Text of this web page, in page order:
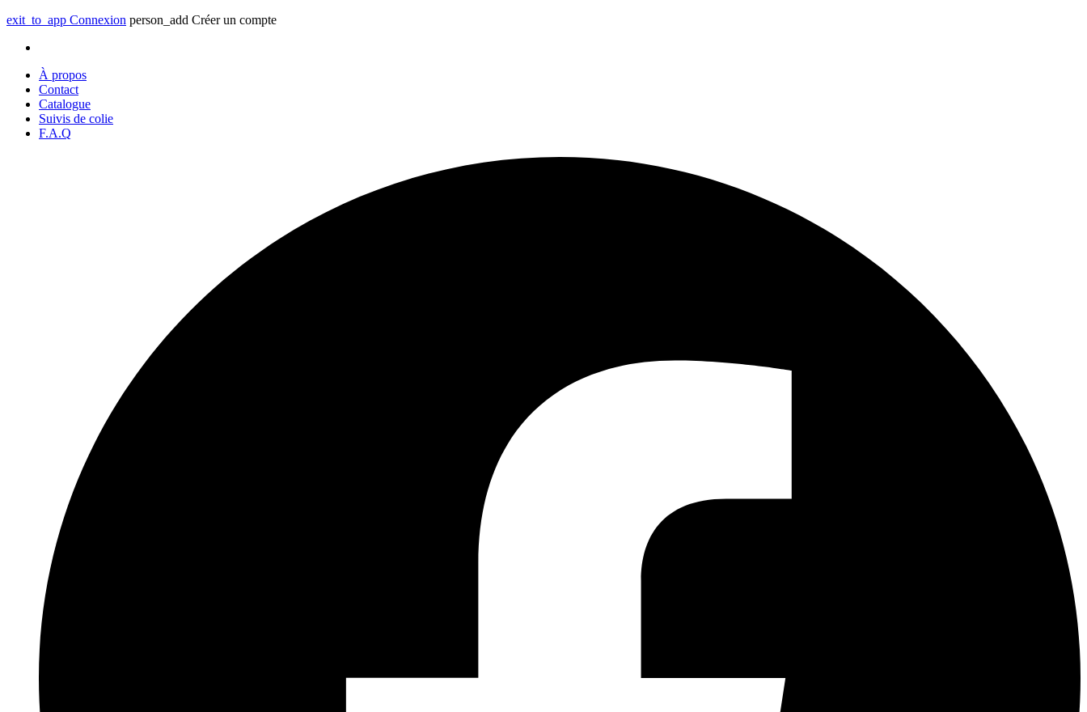
exit_to_app Connexion person_add Créer un compte
À propos
Contact
Catalogue
Suivis de colie
F.A.Q